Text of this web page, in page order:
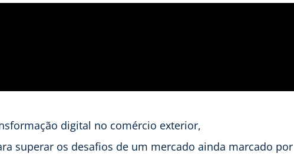
digital no comércio exterior,
superar os desafios de um mercado ainda marcado por